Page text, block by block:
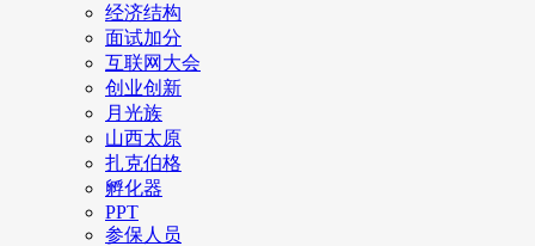
经济结构
面试加分
互联网大会
创业创新
月光族
山西太原
扎克伯格
孵化器
PPT
参保人员